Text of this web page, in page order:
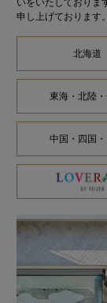
申し上げております。
北海道
東海・北陸
中国・四国・